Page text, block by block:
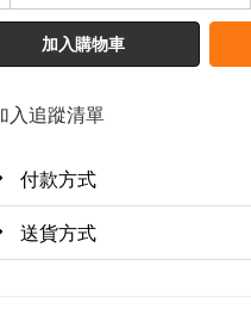
加入購物車
入追蹤清單
付款方式
送貨方式